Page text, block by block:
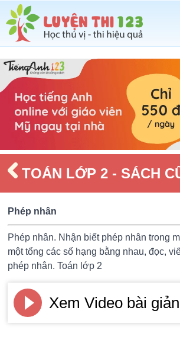
TOÁN LỚP 2 - SÁCH
Phép nhân
Phép nhân. Nhận biết phép nhân trong
một tổng các số hạng bằng nhau, đọc,
phép nhân. Toán lớp 2
Xem Video bài